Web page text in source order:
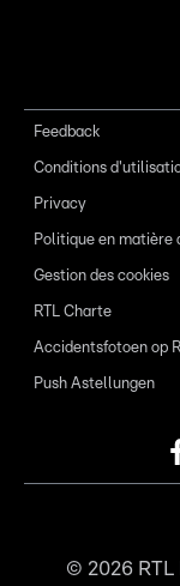
Feedback
Conditions
Privacy
Politique en matière
Gestion des cookies
RTL Charte
Accidentsfotoen op
Push Astellungen
© 2026RTL